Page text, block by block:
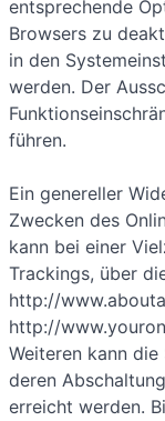
entsprechende
Browsers zu
in den
werden. Der
führen.
Ein genereller
Zwecken des
kann bei einer
Trackings, über
http://
http://
Weiteren kann
deren
erreicht werden.